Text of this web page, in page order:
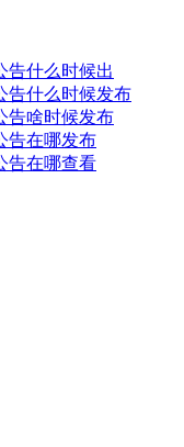
告什么时候出
告什么时候发布
告啥时候发布
告在哪发布
告在哪查看